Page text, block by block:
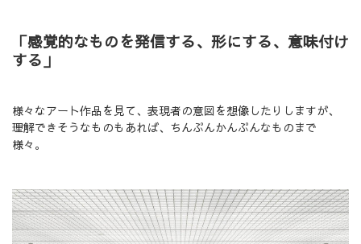
「感覚的なものを発信する、形にする、意味付け
する」
様々なアート作品を見て、表現者の意図を想像したりしますが、
理解できそうなものもあれば、ちんぷんかんぷんなものまで
様々。